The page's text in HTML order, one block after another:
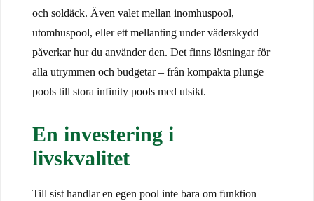
och soldäck. Även valet mellan inomhuspool,
utomhuspool, eller ett mellanting under väderskydd
påverkar hur du använder den. Det finns lösningar för
alla utrymmen och budgetar – från kompakta plunge
pools till stora infinity pools med utsikt.
En investering i
livskvalitet
Till sist handlar en egen pool inte bara om funktion